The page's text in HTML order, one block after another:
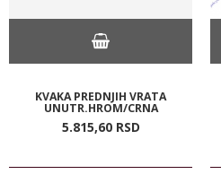
KVAKA PREDNJIH VRATA
UNUTR.HROM/CRNA
5.815,60 RSD